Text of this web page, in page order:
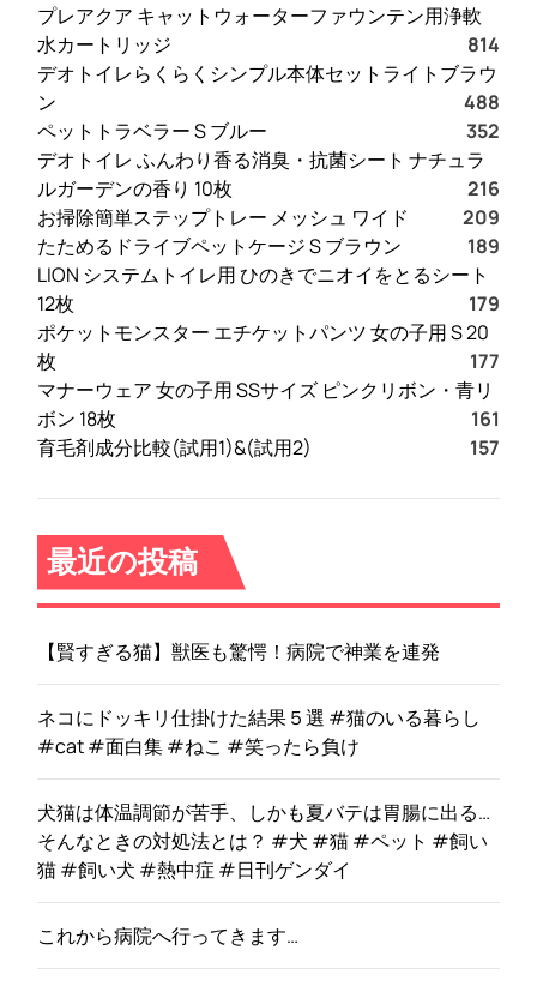
プレアクア キャットウォーターファウンテン用浄軟
水カートリッジ
814
デオトイレらくらくシンプル本体セットライトブラウ
ン
488
ペットトラベラー S ブルー
352
デオトイレ ふんわり香る消臭・抗菌シート ナチュラ
ルガーデンの香り 10枚
216
お掃除簡単ステップトレー メッシュ ワイド
209
たためるドライブペットケージ S ブラウン
189
LION システムトイレ用 ひのきでニオイをとるシート
12枚
179
ポケットモンスター エチケットパンツ 女の子用 S 20
枚
177
マナーウェア 女の子用 SSサイズ ピンクリボン・青リ
ボン 18枚
161
育毛剤成分比較(試用1)&(試用2)
157
最近の投稿
【賢すぎる猫】獣医も驚愕！病院で神業を連発
ネコにドッキリ仕掛けた結果５選 #猫のいる暮らし
#cat #面白集 #ねこ #笑ったら負け
犬猫は体温調節が苦手、しかも夏バテは胃腸に出る…
そんなときの対処法とは？ #犬 #猫 #ペット #飼い
猫 #飼い犬 #熱中症 #日刊ゲンダイ
これから病院へ行ってきます…